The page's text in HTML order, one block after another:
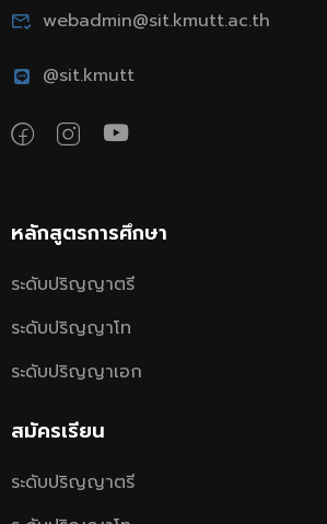
webadmin@sit.kmutt.ac.th
@sit.kmutt
หลักสูตรการศึกษา
ระดับปริญญาตรี
ระดับปริญญาโท
ระดับปริญญาเอก
สมัครเรียน
ระดับปริญญาตรี